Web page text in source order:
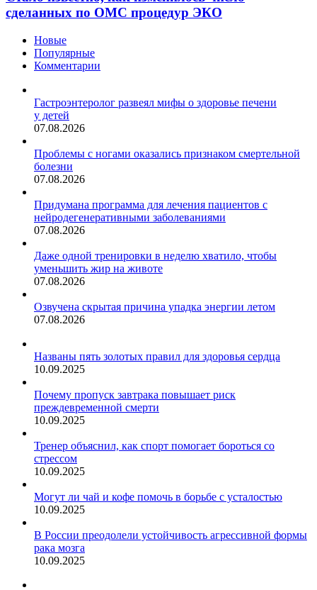
изменилось
число
ОМС
процедур
сделанных по ОМС процедур ЭКО
Новые
Популярные
Комментарии
Гастроэнтеролог развеял мифы о здоровье печени
у детей
07.08.2026
Проблемы с ногами оказались признаком смертельной
болезни
07.08.2026
Придумана программа для лечения пациентов с
нейродегенеративными заболеваниями
07.08.2026
Даже одной тренировки в неделю хватило, чтобы
уменьшить жир на животе
07.08.2026
Озвучена скрытая причина упадка энергии летом
07.08.2026
Названы пять золотых правил для здоровья сердца
10.09.2025
Почему пропуск завтрака повышает риск
преждевременной смерти
10.09.2025
Тренер объяснил, как спорт помогает бороться со
стрессом
10.09.2025
Могут ли чай и кофе помочь в борьбе с усталостью
10.09.2025
В России преодолели устойчивость агрессивной формы
рака мозга
10.09.2025